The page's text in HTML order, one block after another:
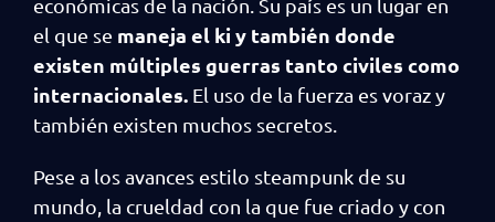
económicas de la nación. Su país es un lugar en
el que se maneja el ki y también donde
existen múltiples guerras tanto civiles como
internacionales. El uso de la fuerza es voraz y
también existen muchos secretos.
Pese a los avances estilo steampunk de su
mundo, la crueldad con la que fue criado y con